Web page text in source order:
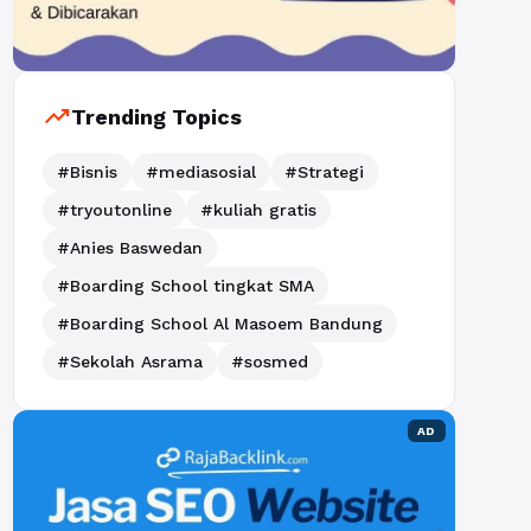
trending_upTrending Topics
#Bisnis #mediasosial
#Strategi
#tryoutonline
#kuliah gratis
#Anies Baswedan
#Boarding School tingkat SMA
#Boarding School Al Masoem Bandung
#Sekolah Asrama
#sosmed
AD